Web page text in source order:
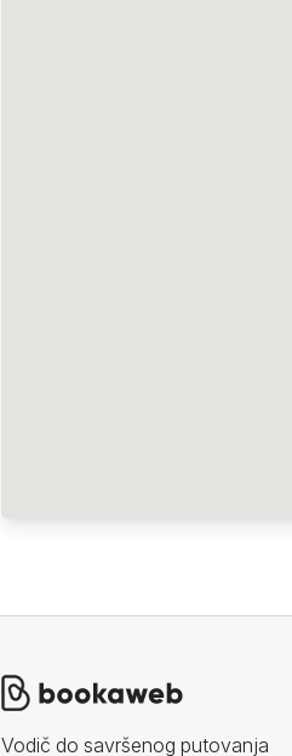
Vodič do savršenog putovanja